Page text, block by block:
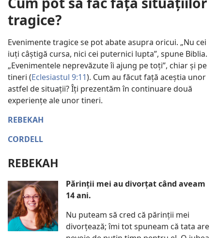
tragice?
Evenimente tragice se pot abate asupra oricui. „Nu cei
iuți câștigă cursa, nici cei puternici lupta”, spune Biblia.
„Evenimentele neprevăzute îi ajung pe toți”, chiar și pe
tineri (Eclesiastul 9:11). Cum au făcut față aceștia unor
astfel de situații? Îți prezentăm în continuare două
experiențe ale unor tineri.
REBEKAH
CORDELL
REBEKAH
Părinții mei au divorțat când aveam
14 ani.
Nu puteam să cred că părinții mei
divorțează; îmi tot spuneam că tata are